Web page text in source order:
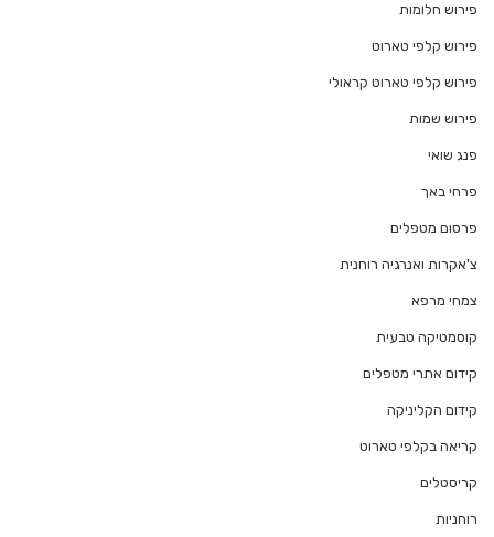
פירוש חלומות
פירוש קלפי טארוט
פירוש קלפי טארוט קראולי
פירוש שמות
פנג שואי
פרחי באך
פרסום מטפלים
צ'אקרות ואנרגיה רוחנית
צמחי מרפא
קוסמטיקה טבעית
קידום אתרי מטפלים
קידום הקליניקה
קריאה בקלפי טארוט
קריסטלים
רוחניות